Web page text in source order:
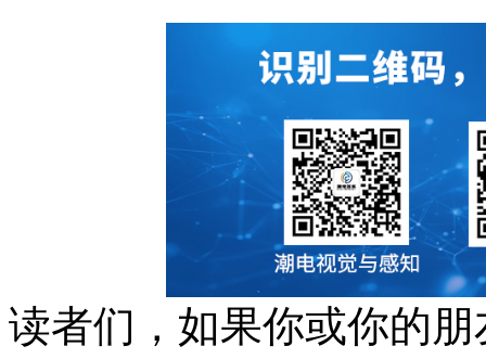
读者们，如果你或你的